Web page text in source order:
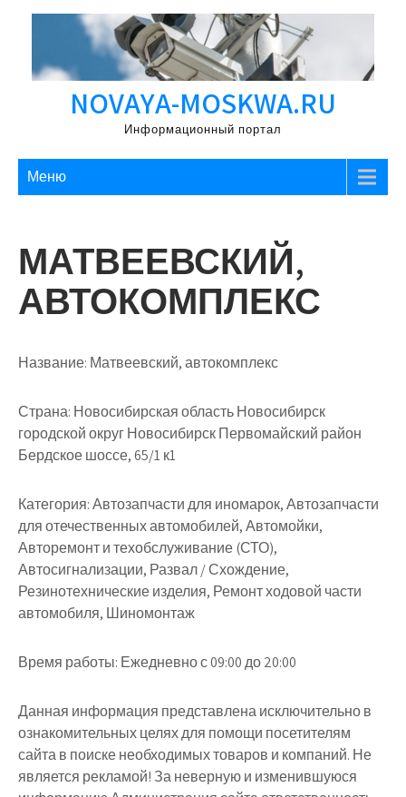
Перейти
содержимому
NOVAYA-MOSKWA.RU
Информационный портал
Меню
МАТВЕЕВСКИЙ,
АВТОКОМПЛЕКС
Название: Матвеевский, автокомплекс
Страна: Новосибирская область Новосибирск
городской округ Новосибирск Первомайский район
Бердское шоссе, 65/1 к1
Категория:Автозапчасти для иномарок, Автозапчасти
для отечественных автомобилей, Автомойки,
Авторемонт и техобслуживание (СТО),
Автосигнализации, Развал / Схождение,
Резинотехнические изделия, Ремонт ходовой части
автомобиля, Шиномонтаж
Время работы: Ежедневно с 09:00 до 20:00
Данная информация представлена исключительно в
ознакомительных целях для помощи посетителям
сайта в поиске необходимых товаров и компаний. Не
является рекламой! За неверную и изменившуюся